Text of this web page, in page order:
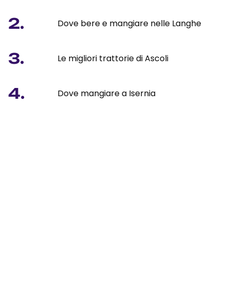
2. Dove bere e mangiare nelle Langhe
3. Le migliori trattorie di Ascoli
4. Dove mangiare a Isernia